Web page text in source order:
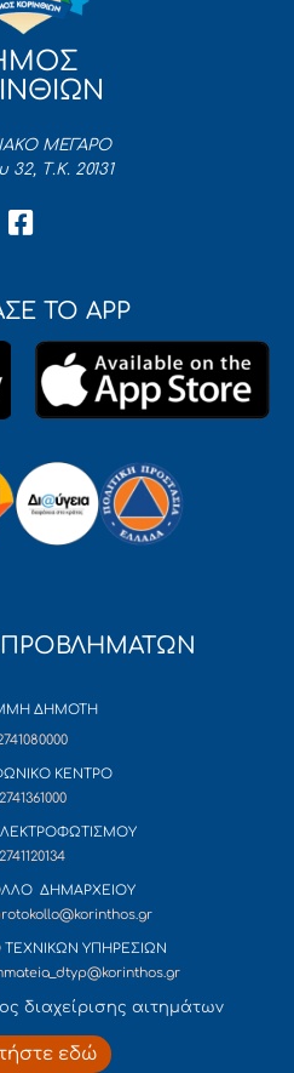
ΜΕΓΑΡΟ
32, Τ.Κ. 20131
ΤΟ APP
ΔΗΜΟΤΗ
ΚΕΝΤΡΟ
2741361000
2741120134
ΔΗΜΑΡΧΕΙΟΥ
ΥΠΗΡΕΣΙΩΝ
διαχείρισης αιτημάτων
εδώ